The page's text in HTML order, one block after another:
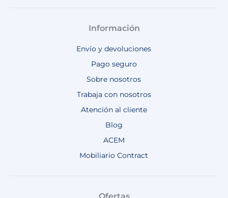
Información
Envío y devoluciones
Pago seguro
Sobre nosotros
Trabaja con nosotros
Atención al cliente
Blog
ACEM
Mobiliario Contract